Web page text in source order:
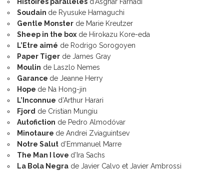
Soudain de Ryusuke Hamaguchi
Gentle Monster de Marie Kreutzer
Sheep in the box de Hirokazu Kore-eda
L’Etre aimé de Rodrigo Sorogoyen
Paper Tiger de James Gray
Moulin de Laszlo Nemes
Garance de Jeanne Herry
Hope de Na Hong-jin
L’Inconnue d’Arthur Harari
Fjord de Cristian Mungiu
Autofiction de Pedro Almodóvar
Minotaure de Andrei Zviaguintsev
Notre Salut d’Emmanuel Marre
The Man I love d’Ira Sachs
La Bola Negra de Javier Calvo et Javier Ambrossi